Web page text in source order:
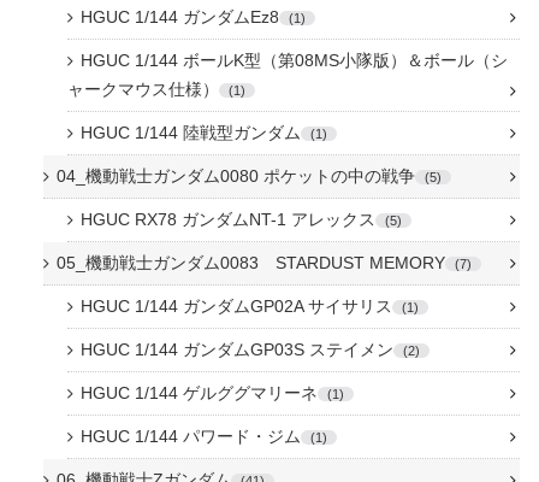
HGUC 1/144 ガンダムEz8 1
HGUC 1/144 ボールK型（第08MS小隊版）＆ボール（シ
ャークマウス仕様）
1
HGUC 1/144 陸戦型ガンダム 1
04_機動戦士ガンダム0080 ポケットの中の戦争 5
HGUC RX78 ガンダムNT-1 アレックス 5
05_機動戦士ガンダム0083 STARDUST MEMORY 7
HGUC 1/144 ガンダムGP02A サイサリス 1
HGUC 1/144 ガンダムGP03S ステイメン 2
HGUC 1/144 ゲルググマリーネ 1
HGUC 1/144 パワード・ジム 1